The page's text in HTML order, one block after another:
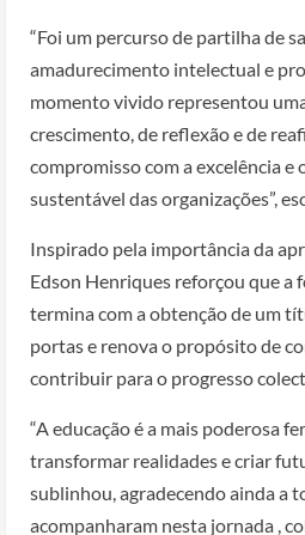
“Foi um percurso de partilha de
amadurecimento intelectual e
momento vivido representou
crescimento, de reflexão e de
compromisso com a excelência
sustentável das organizações”,
Inspirado pela importância da
Edson Henriques reforçou que a
termina com a obtenção de um
portas e renova o propósito de
contribuir para o progresso
“A educação é a mais poderosa
transformar realidades e criar
sublinhou, agradecendo ainda a
acompanharam nesta jornada ,